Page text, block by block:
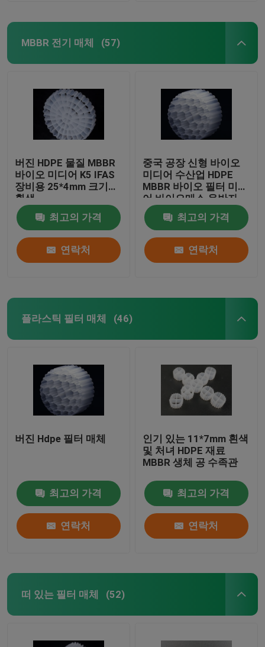
MBBR 전기 매체 (57)
버진 HDPE 물질 MBBR
바이오 미디어 K5 IFAS
장비용 25*4mm 크기의
흰색
최고의 가격
연락처
중국 공장 신형 바이오
미디어 수산업 HDPE
MBBR 바이오 필터 미디
어 바이오매스 운반자
떠있는 미디어
최고의 가격
연락처
플라스틱 필터 매체 (46)
버진 Hdpe 필터 매체
최고의 가격
연락처
인기 있는 11*7mm 흰색
및 처녀 HDPE 재료
MBBR 생체 공 수족관
최고의 가격
연락처
떠 있는 필터 매체 (52)